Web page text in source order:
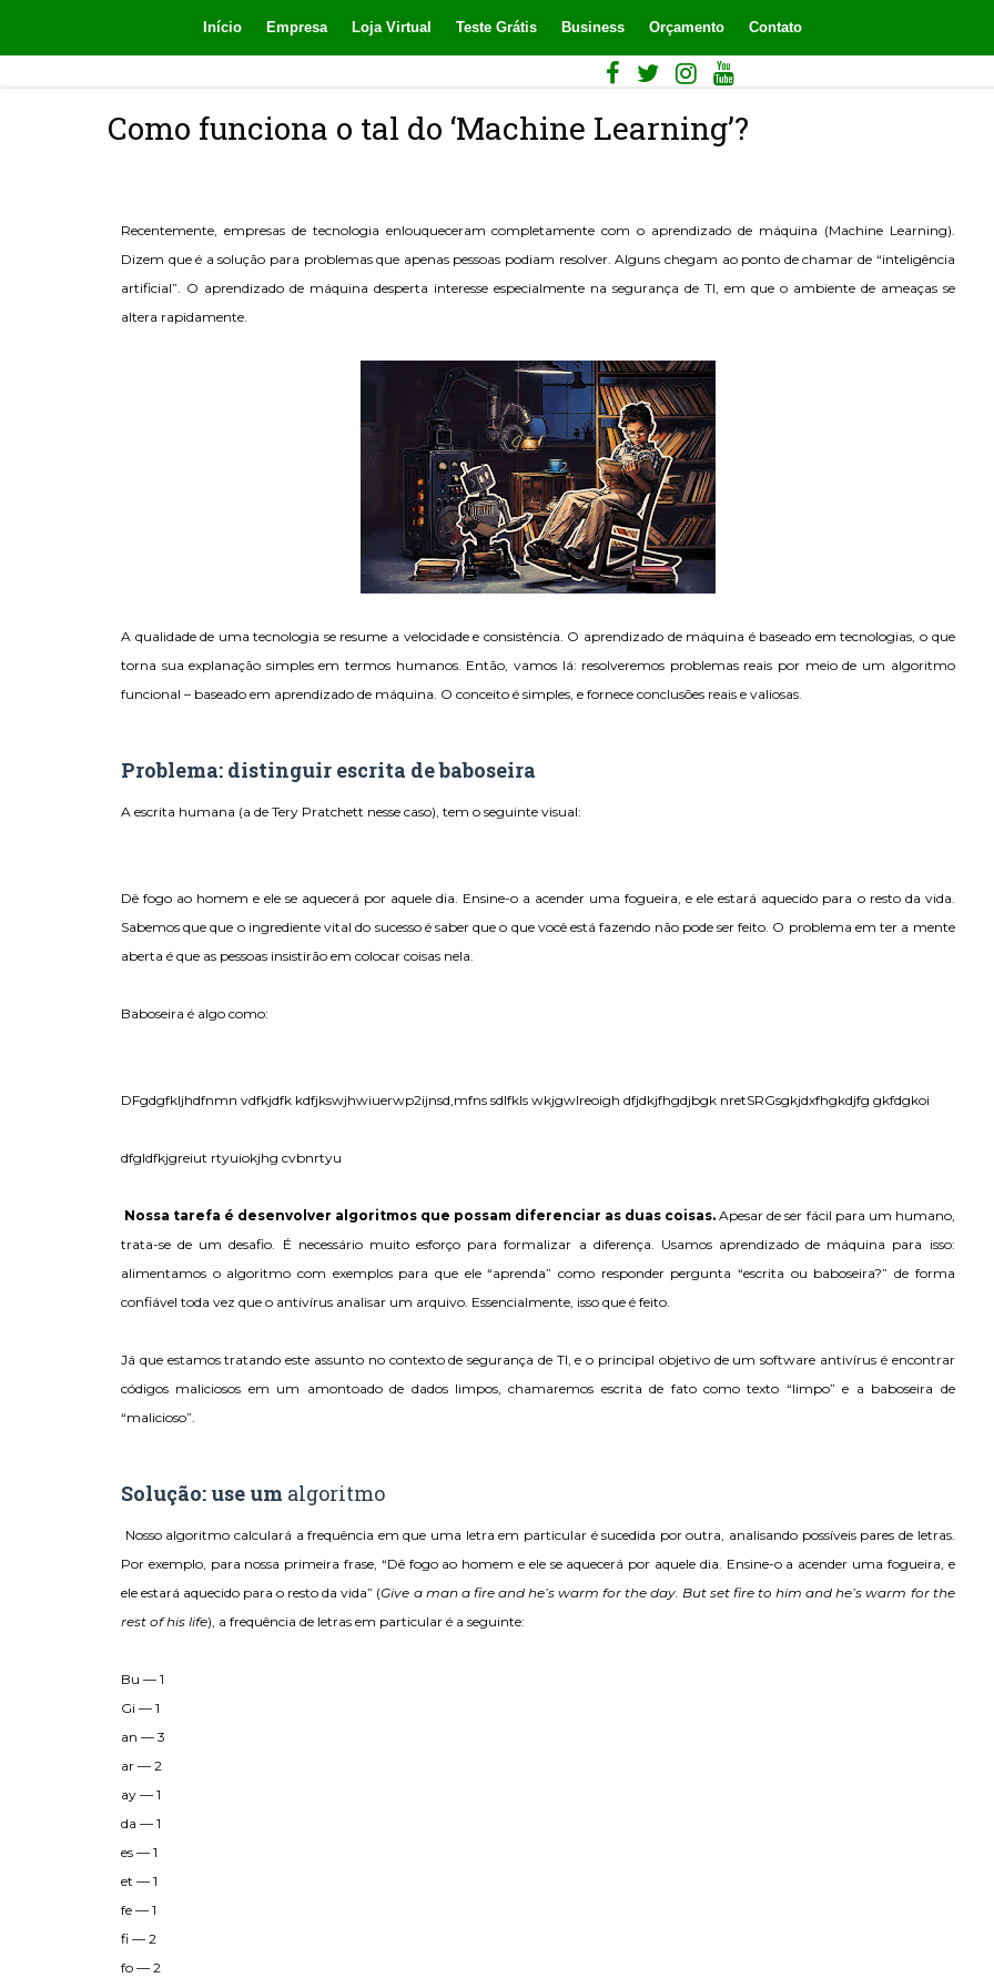
Início Empresa Loja Virtual Teste Grátis Business Orçamento Contato
Como funciona o tal do ‘Machine Learning’?
Recentemente, empresas de tecnologia enlouqueceram completamente com o aprendizado de máquina (Machine Learning).
Dizem que é a solução para problemas que apenas pessoas podiam resolver. Alguns chegam ao ponto de chamar de “inteligência
artificial”. O aprendizado de máquina desperta interesse especialmente na segurança de TI, em que o ambiente de ameaças se
altera rapidamente.
A qualidade de uma tecnologia se resume a velocidade e consistência. O aprendizado de máquina é baseado em tecnologias, o que
torna sua explanação simples em termos humanos. Então, vamos lá: resolveremos problemas reais por meio de um algoritmo
funcional – baseado em aprendizado de máquina. O conceito é simples, e fornece conclusões reais e valiosas.
Problema: distinguir escrita de baboseira
A escrita humana (a de Tery Pratchett nesse caso), tem o seguinte visual:
Dê fogo ao homem e ele se aquecerá por aquele dia. Ensine-o a acender uma fogueira, e ele estará aquecido para o resto da vida.
Sabemos que que o ingrediente vital do sucesso é saber que o que você está fazendo não pode ser feito. O problema em ter a mente
aberta é que as pessoas insistirão em colocar coisas nela.
Baboseira é algo como:
DFgdgfkljhdfnmn vdfkjdfk kdfjkswjhwiuerwp2ijnsd,mfns sdlfkls wkjgwlreoigh dfjdkjfhgdjbgk nretSRGsgkjdxfhgkdjfg gkfdgkoi
dfgldfkjgreiut rtyuiokjhg cvbnrtyu
Nossa tarefa é desenvolver algoritmos que possam diferenciar as duas coisas.Apesar de ser fácil para um humano,
trata-se de um desafio. É necessário muito esforço para formalizar a diferença. Usamos aprendizado de máquina para isso:
alimentamos o algoritmo com exemplos para que ele “aprenda” como responder pergunta “escrita ou baboseira?” de forma
confiável toda vez que o antivírus analisar um arquivo. Essencialmente, isso que é feito.
Já que estamos tratando este assunto no contexto de segurança de TI, e o principal objetivo de um software antivírus é encontrar
códigos maliciosos em um amontoado de dados limpos, chamaremos escrita de fato como texto “limpo” e a baboseira de
“malicioso”.
Solução: use um algoritmo
Nosso algoritmo calculará a frequência em que uma letra em particular é sucedida por outra, analisando possíveis pares de letras.
Por exemplo, para nossa primeira frase, “Dê fogo ao homem e ele se aquecerá por aquele dia. Ensine-o a acender uma fogueira, e
ele estará aquecido para o resto da vida” (Give a man a fire and he’s warm for the day. But set fire to him and he’s warm for the
rest of his life), a frequência de letras em particular é a seguinte:
Bu — 1
Gi — 1
an — 3
ar — 2
ay — 1
da — 1
es — 1
et — 1
fe — 1
fi — 2
fo — 2